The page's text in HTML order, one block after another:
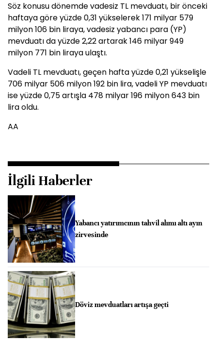
Söz konusu dönemde vadesiz TL mevduatı, bir önceki
haftaya göre yüzde 0,31 yükselerek 171 milyar 579
milyon 106 bin liraya, vadesiz yabancı para (YP)
mevduatı da yüzde 2,22 artarak 146 milyar 949
milyon 771 bin liraya ulaştı.
Vadeli TL mevduatı, geçen hafta yüzde 0,21 yükselişle
706 milyar 506 milyon 192 bin lira, vadeli YP mevduatı
ise yüzde 0,75 artışla 478 milyar 196 milyon 643 bin
lira oldu.
AA
İlgili Haberler
Yabancı yatırımcının tahvil alımı altı ayın
zirvesinde
Döviz mevduatları artışa geçti